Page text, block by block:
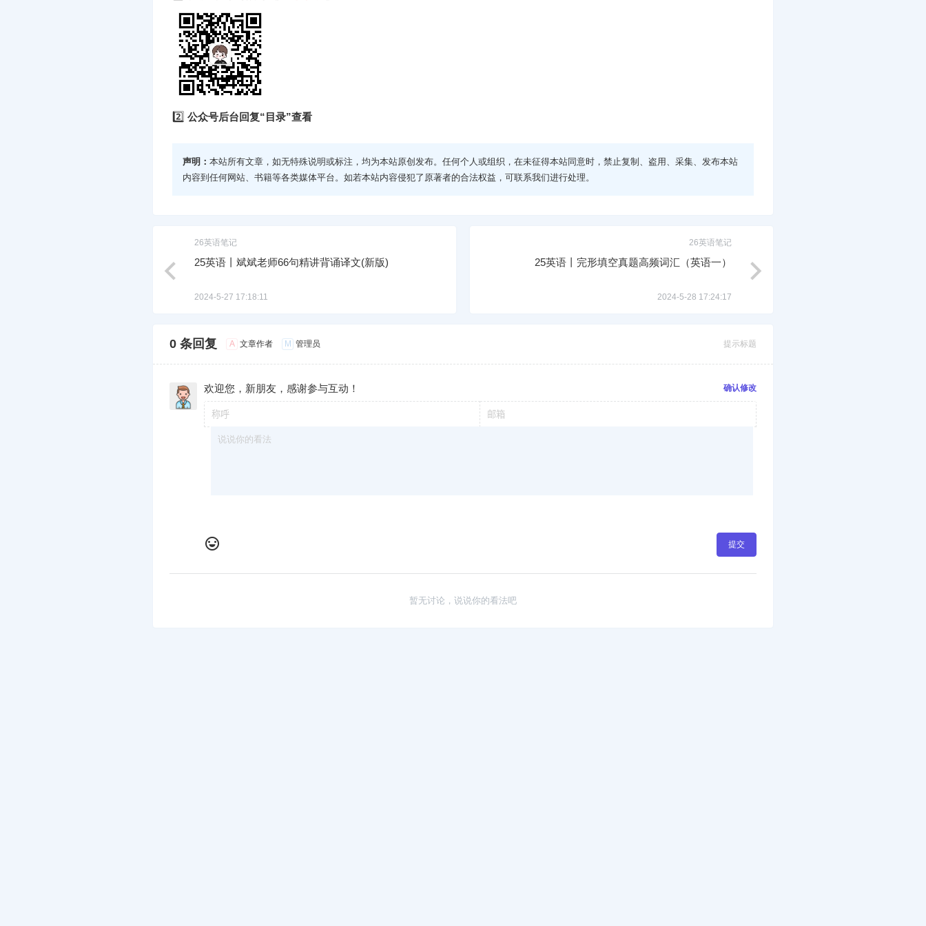
2️⃣ 公众号后台回复“目录”查看
声明： 本站所有文章，如无特殊说明或标注，均为本站原创发布。任何个人或组织，在未征得本站同意时，禁止复制、盗用、采集、发布本站
内容到任何网站、书籍等各类媒体平台。如若本站内容侵犯了原著者的合法权益，可联系我们进行处理。
26英语笔记
25英语丨斌斌老师66句精讲背诵译文(新版)
2024-5-27 17:18:11
26英语笔记
25英语丨完形填空真题高频词汇（英语一）
2024-5-28 17:24:17
0 条回复 A 文章作者 M 管理员 提示标题
欢迎您，新朋友，感谢参与互动！ 确认修改
提交
暂无讨论，说说你的看法吧